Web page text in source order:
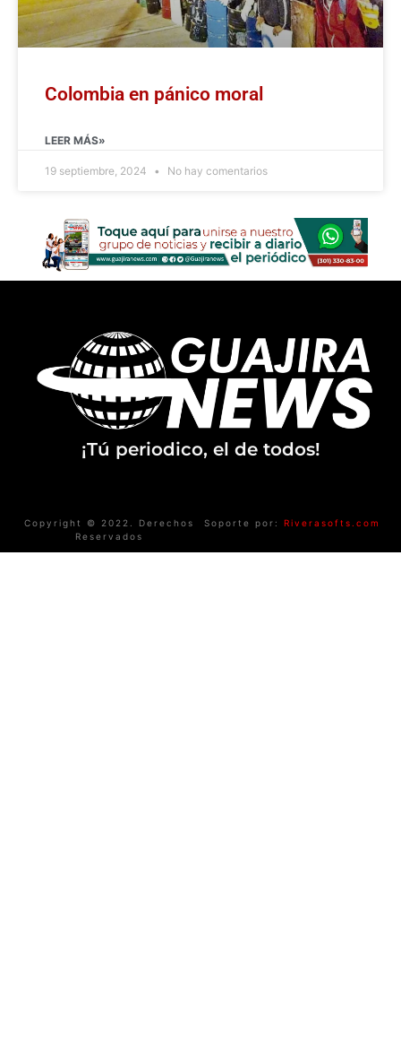
Colombia en pánico moral
LEER MÁS»
19 septiembre, 2024 No hay comentarios
¡Tú periodico, el de todos!
Copyright © 2022. Derechos
Reservados
Soporte por: Riverasofts.com